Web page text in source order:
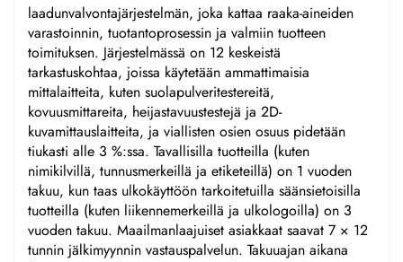
laadunvalvontajärjestelmän, joka kattaa raaka-aineiden
varastoinnin, tuotantoprosessin ja valmiin tuotteen
toimituksen. Järjestelmässä on 12 keskeistä
tarkastuskohtaa, joissa käytetään ammattimaisia
mittalaitteita, kuten suolapulveritestereitä,
kovuusmittareita, heijastavuustestejä ja 2D-
kuvamittauslaitteita, ja viallisten osien osuus pidetään
tiukasti alle 3 %:ssa. Tavallisilla tuotteilla (kuten
nimikilvillä, tunnusmerkeillä ja etiketeillä) on 1 vuoden
takuu, kun taas ulkokäyttöön tarkoitetuilla säänsietoisilla
tuotteilla (kuten liikennemerkeillä ja ulkologoilla) on 3
vuoden takuu. Maailmanlaajuiset asiakkaat saavat 7 × 12
tunnin jälkimyynnin vastauspalvelun. Takuuajan aikana